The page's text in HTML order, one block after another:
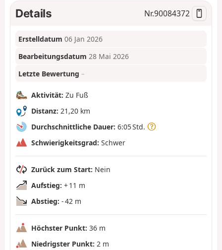
Details Nr.90084372
Erstelldatum 06 Jan 2026
Bearbeitungsdatum 28 Mai 2026
Letzte Bewertung –
Aktivität: Zu Fuß
Distanz: 21,20 km
Durchschnittliche Dauer: 6:05 Std.
Schwierigkeitsgrad: Schwer
Zurück zum Start: Nein
Aufstieg: + 11 m
Abstieg: - 42 m
Höchster Punkt: 36 m
Niedrigster Punkt: 2 m